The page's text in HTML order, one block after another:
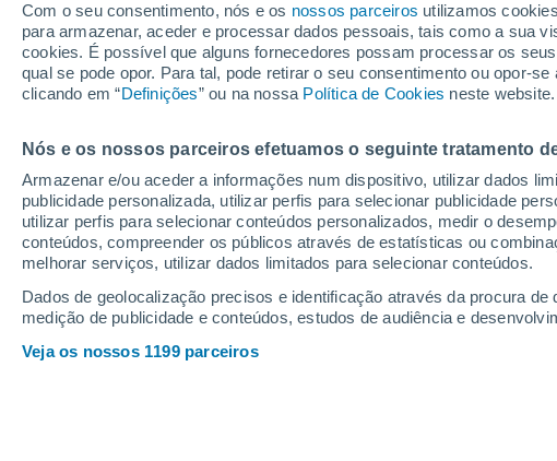
Com o seu consentimento, nós e os nossos parceiros utilizamos
para armazenar, aceder e processar dados pessoais, tais como a sua
cookies. É possível que alguns fornecedores possam processar os
qual se pode opor. Para tal, pode retirar o seu consentimento ou opor-
clicando em “Definições” ou na nossa Política de Cookies neste website.
Nós e os nossos parceiros efetuamos o seguinte tratamento
Armazenar e/ou aceder a informações num dispositivo, utilizar dados
publicidade personalizada, utilizar perfis para selecionar publicidade
utilizar perfis para selecionar conteúdos personalizados, medir o
conteúdos, compreender os públicos através de estatísticas ou
melhorar serviços, utilizar dados limitados para selecionar conteúdos.
Dados de geolocalização precisos e identificação através da procura
medição de publicidade e conteúdos, estudos de audiência e
Veja os nossos 1199 parceiros
Quilómetros esquiáveis -
Pistas abertas
Elevadores 0 / 5
Webcams em Cooper